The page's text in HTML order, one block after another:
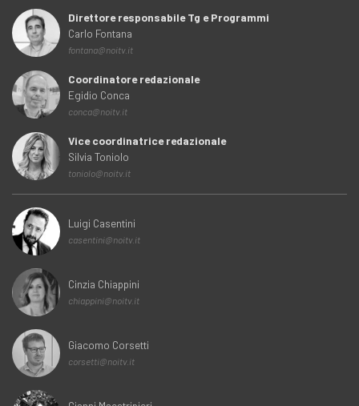
Direttore responsabile Tg e Programmi
Carlo Fontana
fontana@noitv.it
Coordinatore redazionale
Egidio Conca
conca@noitv.it
Vice coordinatrice redazionale
Silvia Toniolo
toniolo@noitv.it
Luigi Casentini
casentini@noitv.it
Cinzia Chiappini
chiappini@noitv.it
Giacomo Corsetti
corsetti@noitv.it